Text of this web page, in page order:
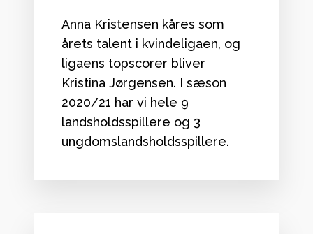
Anna Kristensen kåres som
årets talent i kvindeligaen, og
ligaens topscorer bliver
Kristina Jørgensen. I sæson
2020/21 har vi hele 9
landsholdsspillere og 3
ungdomslandsholdsspillere.